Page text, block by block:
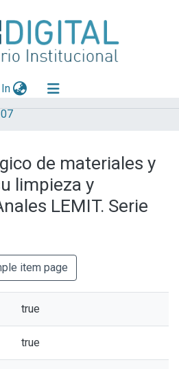
(current)
de materiales y
limpieza y
LEMIT. Serie
item page
true
true